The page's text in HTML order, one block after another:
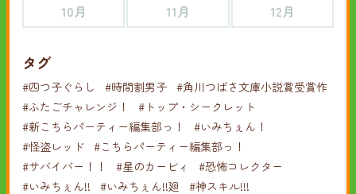
10月
11月 12月
タグ
#四つ子ぐらし #時間割男子 #角川つばさ文庫小説賞受賞作
#ふたごチャレンジ！
#トップ・シークレット
#新こちらパーティー編集部っ！
#いみちぇん！
#怪盗レッド #こちらパーティー編集部っ！
#サバイバー！！
#星のカービィ
#恐怖コレクター
#いみちぇん!!
#いみちぇん!!廻
#神スキル!!!